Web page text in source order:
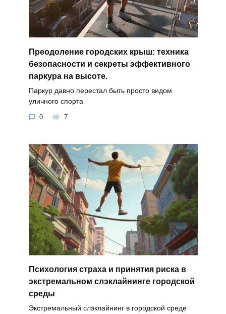
Преодоление городских крыш: техника
безопасности и секреты эффективного
паркура на высоте.
Паркур давно перестал быть просто видом
уличного спорта
0 7
Психология страха и принятия риска в
экстремальном слэклайнинге городской
среды
Экстремальный слэклайнинг в городской среде